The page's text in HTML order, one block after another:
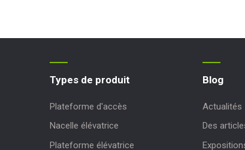
Types de produit
Plateforme d'accès
Nacelle élévatrice
Plateforme élévatrice
Blog
Actualités
Des